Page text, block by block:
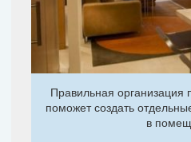
Правильная организация
поможет создать
в